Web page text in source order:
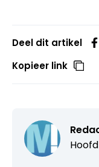
Deel dit artikel
Kopieer link